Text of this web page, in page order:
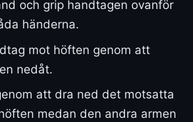
och grip handtagen ovanför
händerna.
mot höften genom att
nedåt.
att dra ned det motsatta
medan den andra armen